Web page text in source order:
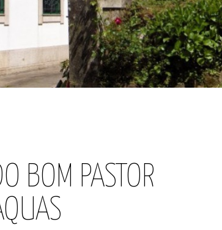
BOM PASTOR